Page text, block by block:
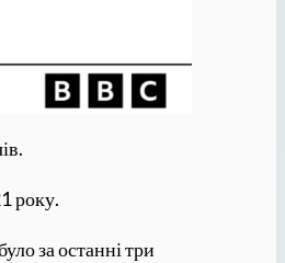
року.
за останні три